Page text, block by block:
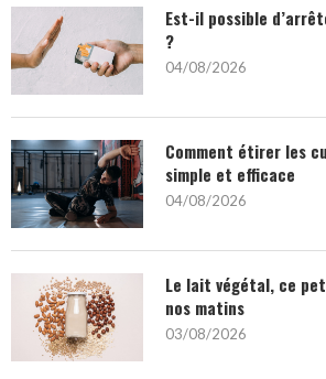
Est-il possible
?
04/08/2026
Comment étirer les
simple et efficace
04/08/2026
Le lait végétal, ce
nos matins
03/08/2026